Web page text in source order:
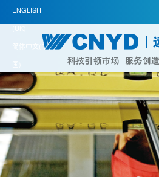
ENGLISH
(UK)
简体中文(中
国)